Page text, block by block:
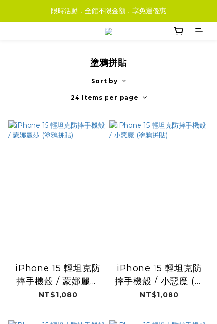
限時活動．全館不限金額．享免運優惠
塗鴉拼貼
Sort by
24 Items per page
iPhone 15 輕坦克防
摔手機殼 / 蒙娜麗莎
(塗鴉拼貼)
NT$1,080
iPhone 15 輕坦克防
摔手機殼 / 小惡魔 (塗
鴉拼貼)
NT$1,080